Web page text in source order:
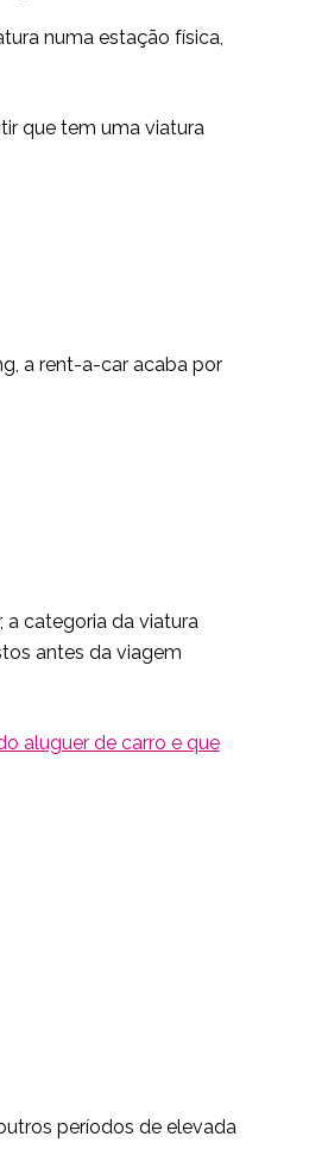
numa estação física,
que tem uma viatura
a rent-a-car acaba por
a categoria da viatura
antes da viagem
aluguer de carro e que
períodos de elevada